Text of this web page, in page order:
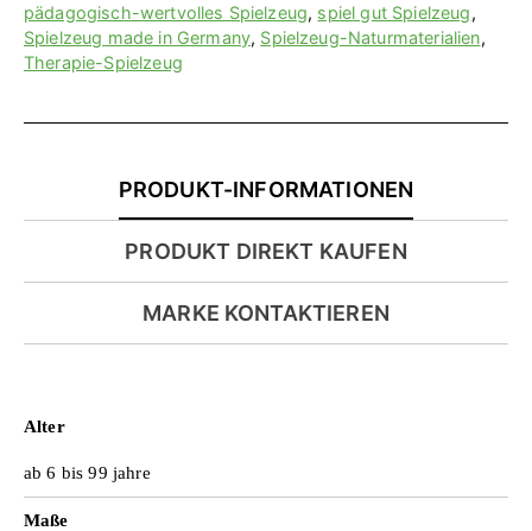
e
a
b
pädagogisch-wertvolles Spielzeug, spiel gut Spielzeug,
Spielzeug made in Germany, Spielzeug-Naturmaterialien,
Therapie-Spielzeug
PRODUKT-INFORMATIONEN
PRODUKT DIREKT KAUFEN
MARKE KONTAKTIEREN
Alter
ab 6 bis 99 jahre
Maße